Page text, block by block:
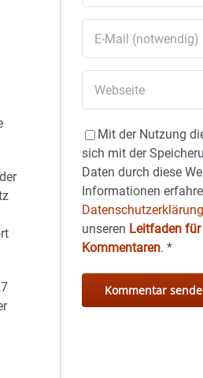
Mit der Nutzung
sich mit der
Daten durch diese
Informationen
unseren Leitfaden
Kommentaren.*